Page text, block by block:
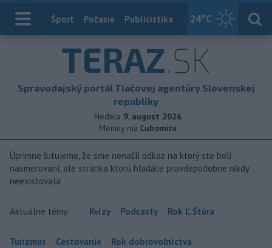
24°C
Index
Šport Počasie Publicistika Slovensko
TERAZ.SK
Spravodajský portál Tlačovej agentúry Slovenskej
republiky
Nedela 9. august 2026
Meniny má Ľubomíra
Úprimne ľutujeme, že sme nenašli odkaz na ktorý ste boli
nasmerovaní, ale stránka ktorú hľadáte pravdepodobne nikdy
neexistovala
Aktuálne témy: Kvízy Podcasty Rok Ľ.Štúra
Turizmus Cestovanie Rok dobrovoľníctva